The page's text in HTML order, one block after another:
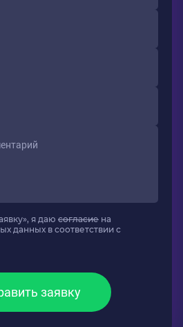
я даю согласие на
данных в соответствии с
заявку